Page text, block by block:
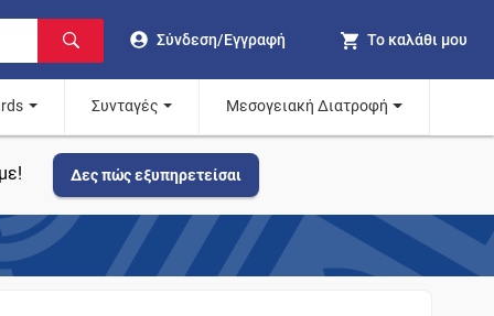
Σύνδεση/Εγγραφή Το καλάθι μου
Συνταγές Μεσογειακή Διατροφή
Δες πώς εξυπηρετείσαι